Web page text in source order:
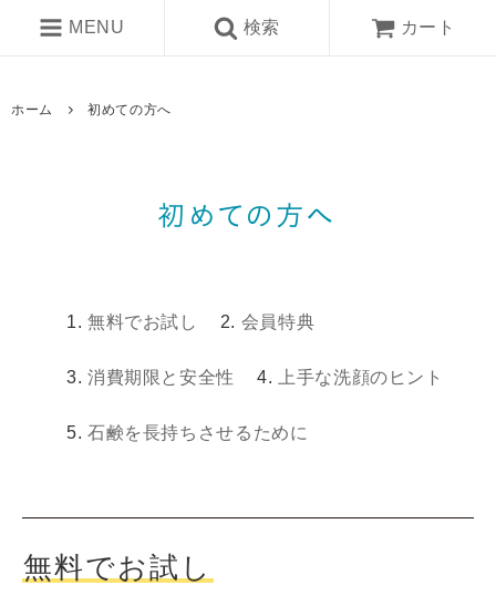
MENU 検索 カート
ホーム 初めての方へ
無料でお試し 会員特典
消費期限と安全性 上手な洗顔のヒント
石鹸を長持ちさせるために
無料でお試し